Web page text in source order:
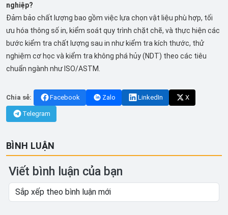
nghiệp?
Đảm bảo chất lượng bao gồm việc lựa chọn vật liệu phù hợp, tối
ưu hóa thông số in, kiểm soát quy trình chặt chẽ, và thực hiện các
bước kiểm tra chất lượng sau in như kiểm tra kích thước, thử
nghiệm cơ học và kiểm tra không phá hủy (NDT) theo các tiêu
chuẩn ngành như ISO/ASTM.
Chia sẻ: Facebook Zalo LinkedIn X
Telegram
BÌNH LUẬN
Viết bình luận của bạn